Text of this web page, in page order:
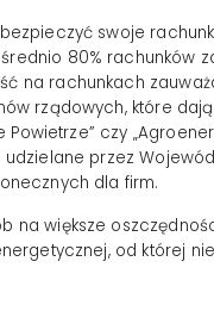
swoje
80% rachunków
na rachunkach
rządowych, które
Powietrze” czy
przez
dla firm.
na większe
od której